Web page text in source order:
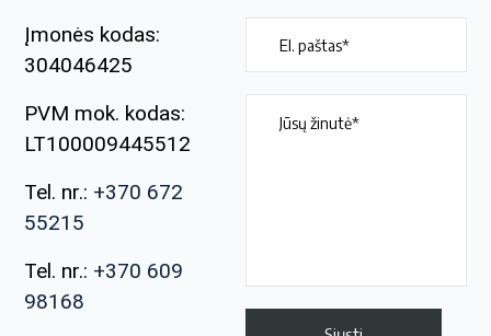
Įmonės kodas:
304046425
PVM mok. kodas:
LT100009445512
Tel. nr.: +370 672
55215
Tel. nr.: +370 609
98168